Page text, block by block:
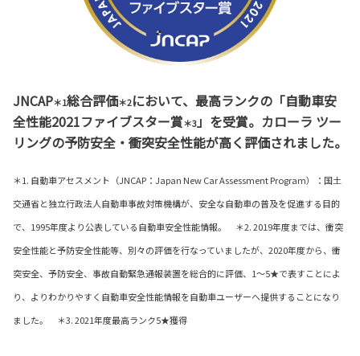
JNCAP＊1総合評価＊2において、最高ランクの「自動車安
全性能2021ファイブスター賞＊3」を受賞。カローラ ツー
リングの予防安全・衝突安全性能が高く評価されました。
＊1. 自動車アセスメント（JNCAP：Japan New Car Assessment Program）：国土
交通省と独立行政法人自動車事故対策機構が、安全な自動車の普及を促進する目的
で、1995年度より公表している自動車安全性能情報。 ＊2. 2019年度までは、衝突
安全性能と予防安全性能等、別々の評価を行なっていましたが、2020年度から、衝
突安全、予防安全、事故自動緊急通報装置を総合的に評価、1～5★で表すことによ
り、よりわかりやすく自動車安全性能情報を自動車ユーザーへ提供することになり
ました。 ＊3. 2021年度最高ランク5★獲得